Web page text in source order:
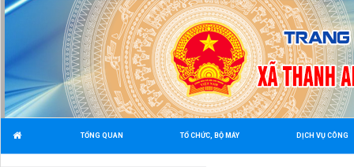
TỔNG QUAN TỔ CHỨC, BỘ MÁY DỊCH VỤ CÔNG